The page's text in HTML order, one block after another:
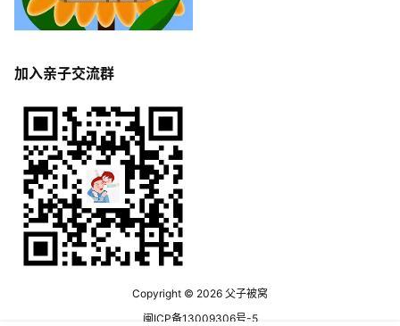
加入亲子交流群
Copyright © 2026 父子被窝
闽ICP备13009306号-5